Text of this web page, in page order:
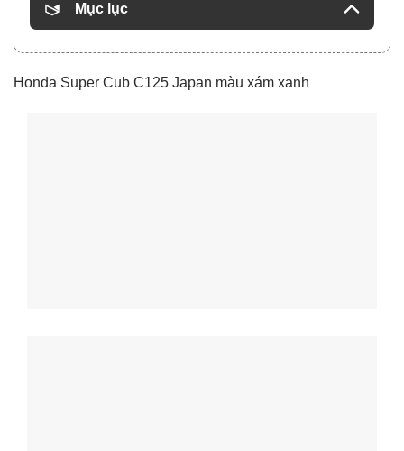
Mục lục
Honda Super Cub C125 Japan màu xám xanh